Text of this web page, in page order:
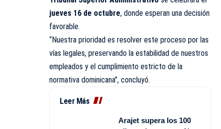
jueves 16 de octubre, donde esperan una decisión
favorable.
“Nuestra prioridad es resolver este proceso por las
vías legales, preservando la estabilidad de nuestros
empleados y el cumplimiento estricto de la
normativa dominicana”, concluyó.
Leer Más
Arajet supera los 100